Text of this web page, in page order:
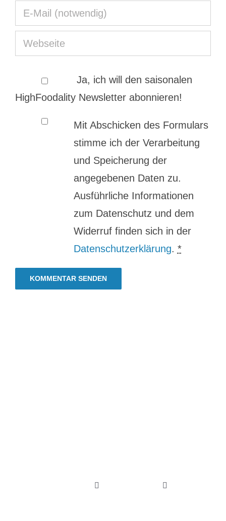
Ja, ich will den saisonalen
HighFoodality Newsletter abonnieren!
Mit Abschicken des Formulars
stimme ich der Verarbeitung
und Speicherung der
angegebenen Daten zu.
Ausführliche Informationen
zum Datenschutz und dem
Widerruf finden sich in der
Datenschutzerklärung. *
Toggle
Toggle